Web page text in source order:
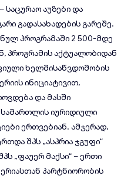
აუზები და
გადასახადების გარეშე.
პროგრამაში 2 500-მდე
პროგრამის აქტუალობიდან
ხელმისაწვდომობის
ინიციატივით,
და მასში
სამართლის იურიდიული
ერთვებიან. ამჯერად,
შპს „ასპრია ჯგუფი“
„ფაუერ მაქსი“ – ერთი
პარტნიორობის